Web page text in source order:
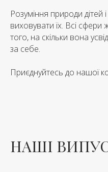
Розуміння природи дітей
виховувати їх. Всі
того, на скільки вона
за себе.
Приєднуйтесь до нашої
НАШІ